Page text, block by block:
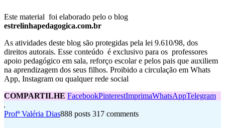
Este material foi elaborado pelo o blog
estrelinhapedagogica.com.br
As atividades deste blog são protegidas pela lei 9.610/98, dos
direitos autorais. Esse conteúdo é exclusivo para os professores
apoio pedagógico em sala, reforço escolar e pelos pais que auxiliem
na aprendizagem dos seus filhos. Proibido a circulação em Whats
App, Instagram ou qualquer rede social
COMPARTILHE FacebookPinterestImprimaWhatsAppTelegram
Profª Valéria Dias888 posts 317 comments